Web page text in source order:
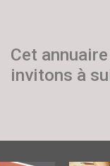
Cet
invitons à